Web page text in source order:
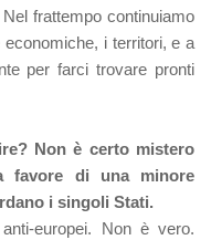
frattempo continuiamo
economiche, i territori, e a
per farci trovare pronti
Non è certo mistero
favore di una minore
i singoli Stati.
europei. Non è vero.